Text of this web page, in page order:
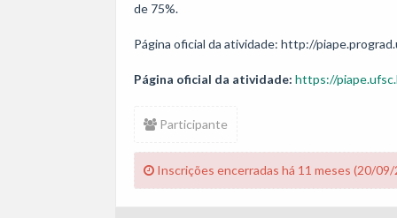
de 75%.
Página oficial da atividade: http://
Página oficial da atividade: https://
Participante
Inscrições encerradas há 11 meses (20/